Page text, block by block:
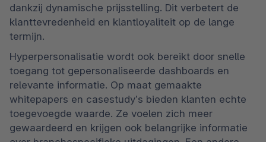
dankzij dynamische prijsstelling. Dit verbetert de
klanttevredenheid en klantloyaliteit op de lange
termijn.
Hyperpersonalisatie wordt ook bereikt door snelle
toegang tot gepersonaliseerde dashboards en
relevante informatie. Op maat gemaakte
whitepapers en casestudy’s bieden klanten echte
toegevoegde waarde. Ze voelen zich meer
gewaardeerd en krijgen ook belangrijke informatie